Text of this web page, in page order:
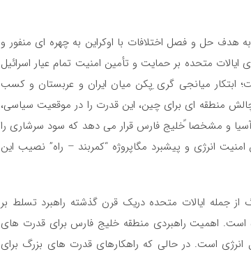
هدف حل و فصل اختلافات با اوکراین به چهره ای منفور و
متحده بر حمایت و تأمین امنیت تمام عیار اسرائیل
ابتکار میانجی گری ِپکن میان ایران و عربستان و کسب
منطقه ای برای چین، این قدرت را در موقعیت سیاسی،
و مشخصا ًخلیج فارس قرار می دهد که سود سرشاری را
انرژی و پیشبرد مگاپروژه “کمربند – راه” نصیب این
جمله ایالات متحده دریک قرن گذشته راهبرد تسلط بر
است. اهمیت راهبردی منطقه خلیج فارس برای قدرت های
انرژی است. در حالی که راهکارهای قدرت های بزرگ برای